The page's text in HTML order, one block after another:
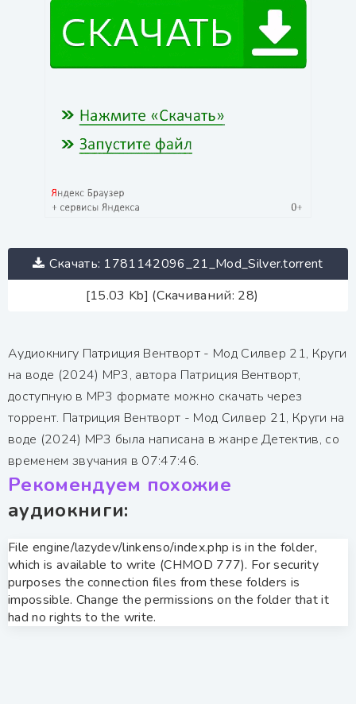
Скачать: 1781142096_21_Mod_Silver.torrent
[15.03 Kb] (Скачиваний: 28)
Аудиокнигу Патриция Вентворт - Мод Силвер 21, Круги
на воде (2024) МР3, автора Патриция Вентворт,
доступную в MP3 формате можно скачать через
торрент. Патриция Вентворт - Мод Силвер 21, Круги на
воде (2024) МР3 была написана в жанре Детектив, со
временем звучания в 07:47:46.
Рекомендуем похожие
аудиокниги:
File engine/lazydev/linkenso/index.php is in the folder,
which is available to write (CHMOD 777). For security
purposes the connection files from these folders is
impossible. Change the permissions on the folder that it
had no rights to the write.